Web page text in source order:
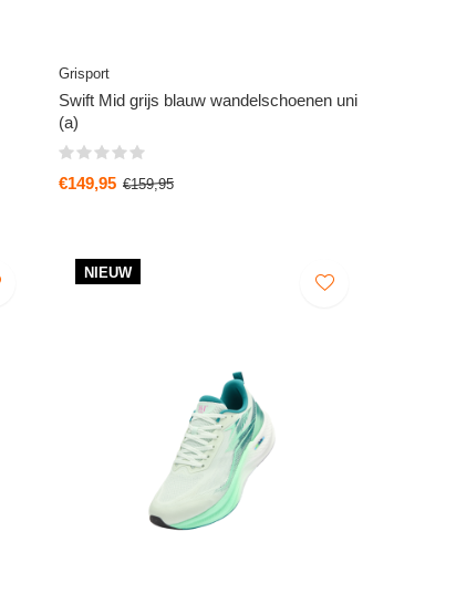
Grisport
Swift Mid grijs blauw wandelschoenen uni
(a)
€149,95 €159,95
NIEUW